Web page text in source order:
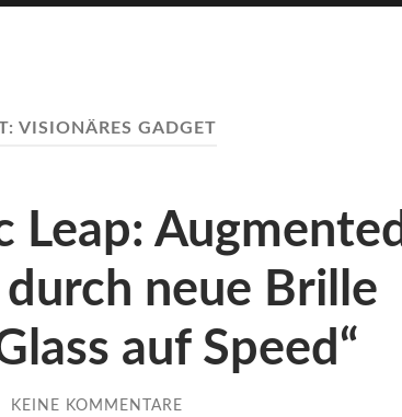
VISIONÄRES GADGET
Augmented
neue Brille
auf Speed“
KEINE KOMMENTARE